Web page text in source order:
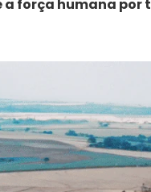
força humana por